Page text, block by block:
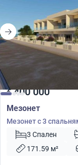
€400 000
Мезонет
Мезонет с 3
391883 Спален
171.59 м²